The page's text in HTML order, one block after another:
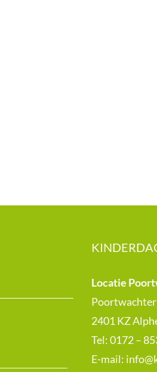
Locatie
2401 KZ
Tel: 0172 –
E-mail: